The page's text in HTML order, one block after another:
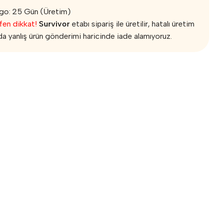
25 Gün (Üretim)
dikkat! Survivor etabı sipariş ile üretilir, hatalı üretim
yanlış ürün gönderimi haricinde iade alamıyoruz.